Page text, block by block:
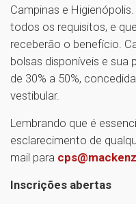
Campinas e
todos os requisitos, e
receberão o benefício.
bolsas disponíveis e sua
de 30% a 50%,
vestibular.
Lembrando que é
esclarecimento de
mail para
Inscrições abertas